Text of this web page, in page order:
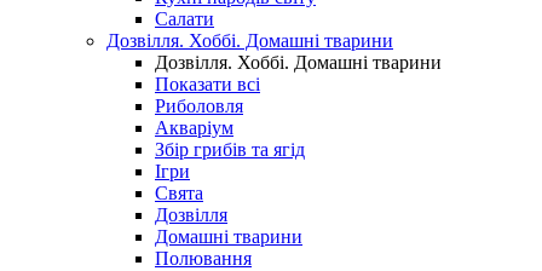
Салати
Дозвілля. Хоббі. Домашні тварини
Дозвілля. Хоббі. Домашні тварини
Показати всі
Риболовля
Акваріум
Збір грибів та ягід
Ігри
Свята
Дозвілля
Домашні тварини
Полювання